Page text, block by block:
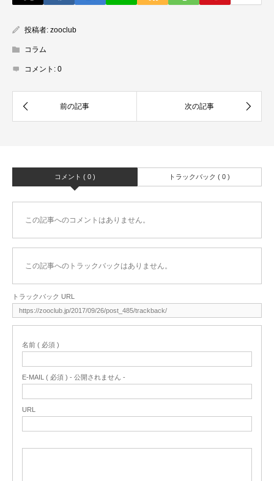
投稿者: zooclub
コラム
コメント: 0
コメント ( 0 ) トラックバック ( 0 )
この記事へのコメントはありません。
この記事へのトラックバックはありません。
トラックバック URL
名前 ( 必須 )
E-MAIL ( 必須 ) - 公開されません -
URL